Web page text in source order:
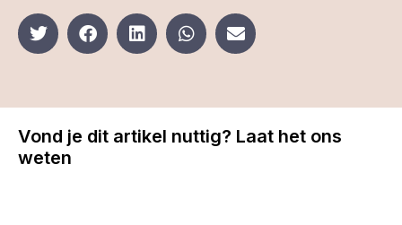
Vond je dit artikel nuttig? Laat het ons
weten